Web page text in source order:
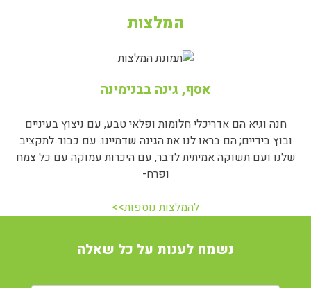
המלצות
אסף, גינה בבנימינה
חנה וגיא הם אדריכלי חלומות ופלאי טבע, עם ניצוץ בעיניים
ובוץ בידיים; הם בראו לנו את הגינה שדמיינו. עם כבוד לתקציב
שלנו ועם תשוקה אמיתית לדבר, עם היכרות עמוקה עם כל צמח
ופרח-
להמלצות נוספות>>
נשמח לענות על כל שאלה